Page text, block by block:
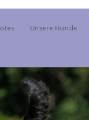
Unsere Hunde